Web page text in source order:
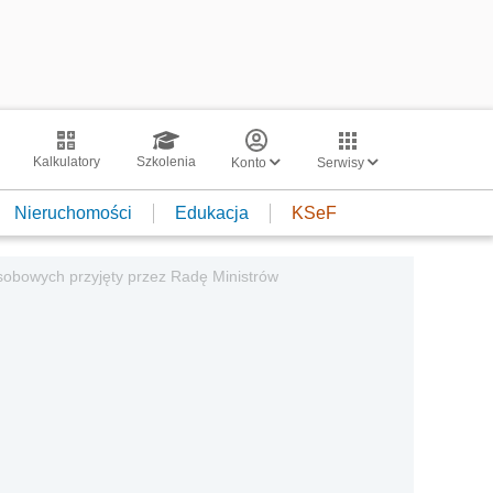
Kalkulatory Szkolenia Konto Serwisy
Nieruchomości Edukacja KSeF
przyjęty przez Radę Ministrów